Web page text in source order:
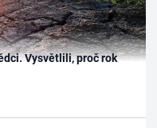
Vysvětlili, proč rok